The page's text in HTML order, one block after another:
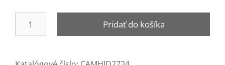
Pridať do košíka